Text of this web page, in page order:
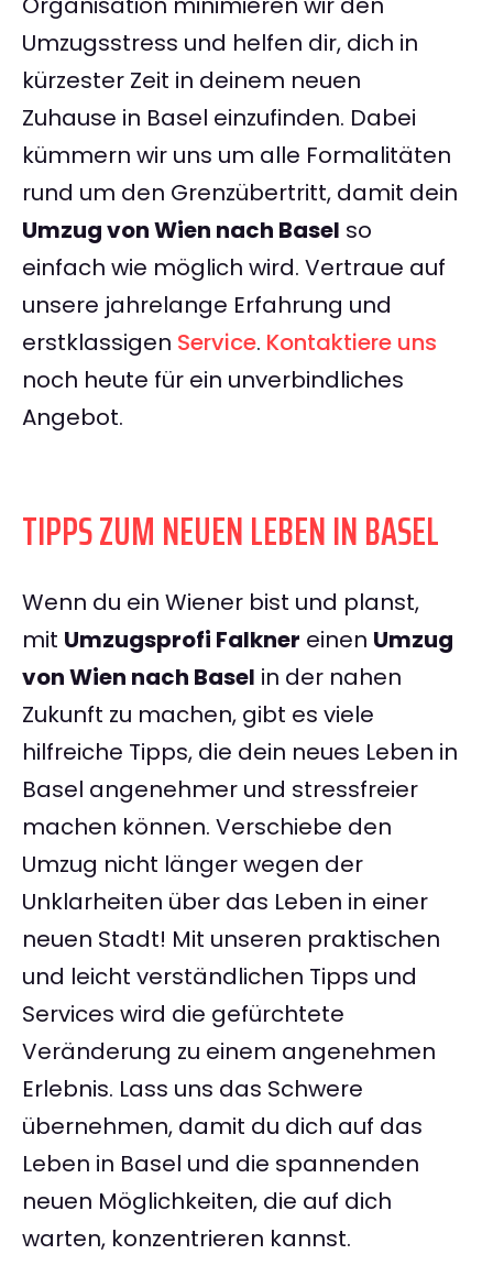
Umzugsstress und helfen dir, dich in
kürzester Zeit in deinem neuen
Zuhause in Basel einzufinden. Dabei
kümmern wir uns um alle Formalitäten
rund um den Grenzübertritt, damit dein
Umzug von Wien nach Basel so
einfach wie möglich wird. Vertraue auf
unsere jahrelange Erfahrung und
erstklassigen Service. Kontaktiere uns
noch heute für ein unverbindliches
Angebot.
TIPPS ZUM NEUEN LEBEN IN BASEL
Wenn du ein Wiener bist und planst,
mit Umzugsprofi Falkner einen Umzug
von Wien nach Basel in der nahen
Zukunft zu machen, gibt es viele
hilfreiche Tipps, die dein neues Leben in
Basel angenehmer und stressfreier
machen können. Verschiebe den
Umzug nicht länger wegen der
Unklarheiten über das Leben in einer
neuen Stadt! Mit unseren praktischen
und leicht verständlichen Tipps und
Services wird die gefürchtete
Veränderung zu einem angenehmen
Erlebnis. Lass uns das Schwere
übernehmen, damit du dich auf das
Leben in Basel und die spannenden
neuen Möglichkeiten, die auf dich
warten, konzentrieren kannst.